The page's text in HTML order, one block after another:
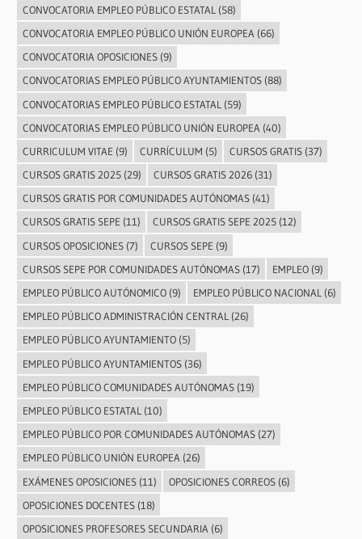
CONVOCATORIA EMPLEO PÚBLICO ESTATAL (58)
CONVOCATORIA EMPLEO PÚBLICO UNIÓN EUROPEA (66)
CONVOCATORIA OPOSICIONES(9)
CONVOCATORIAS EMPLEO PÚBLICO AYUNTAMIENTOS(88)
CONVOCATORIAS EMPLEO PÚBLICO ESTATAL (59)
CONVOCATORIAS EMPLEO PÚBLICO UNIÓN EUROPEA (40)
CURRICULUM VITAE (9) CURRÍCULUM (5) CURSOS GRATIS(37)
CURSOS GRATIS 2025(29) CURSOS GRATIS 2026(31)
CURSOS GRATIS POR COMUNIDADES AUTÓNOMAS(41)
CURSOS GRATIS SEPE (11) CURSOS GRATIS SEPE 2025(12)
CURSOS OPOSICIONES(7) CURSOS SEPE (9)
CURSOS SEPE POR COMUNIDADES AUTÓNOMAS(17) EMPLEO(9)
EMPLEO PÚBLICO AUTÓNOMICO(9) EMPLEO PÚBLICO NACIONAL (6)
EMPLEO PÚBLICO ADMINISTRACIÓN CENTRAL(26)
EMPLEO PÚBLICO AYUNTAMIENTO(5)
EMPLEO PÚBLICO AYUNTAMIENTOS(36)
EMPLEO PÚBLICO COMUNIDADES AUTÓNOMAS(19)
EMPLEO PÚBLICO ESTATAL (10)
EMPLEO PÚBLICO POR COMUNIDADES AUTÓNOMAS(27)
EMPLEO PÚBLICO UNIÓN EUROPEA(26)
EXÁMENES OPOSICIONES(11) OPOSICIONES CORREOS(6)
OPOSICIONES DOCENTES(18)
OPOSICIONES PROFESORES SECUNDARIA (6)